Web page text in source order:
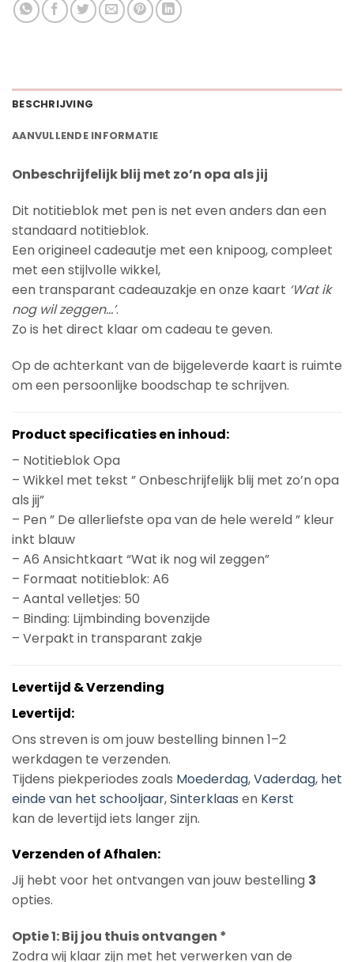
BESCHRIJVING
AANVULLENDE INFORMATIE
Onbeschrijfelijk blij met zo’n opa als jij
Dit notitieblok met pen is net even anders dan een
standaard notitieblok.
Een origineel cadeautje met een knipoog, compleet
met een stijlvolle wikkel,
een transparant cadeauzakje en onze kaart ‘Wat ik
nog wil zeggen…’.
Zo is het direct klaar om cadeau te geven.
Op de achterkant van de bijgeleverde kaart is ruimte
om een persoonlijke boodschap te schrijven.
Product specificaties en inhoud:
– Notitieblok Opa
– Wikkel met tekst ” Onbeschrijfelijk blij met zo’n opa
als jij”
– Pen ” De allerliefste opa van de hele wereld ” kleur
inkt blauw
– A6 Ansichtkaart “Wat ik nog wil zeggen”
– Formaat notitieblok: A6
– Aantal velletjes: 50
– Binding: Lijmbinding bovenzijde
– Verpakt in transparant zakje
Levertijd & Verzending
Levertijd:
Ons streven is om jouw bestelling binnen 1–2
werkdagen te verzenden.
Tijdens piekperiodes zoals Moederdag,Vaderdag, het
einde van het schooljaar,Sinterklaas en Kerst
kan de levertijd iets langer zijn.
Verzenden of Afhalen:
Jij hebt voor het ontvangen van jouw bestelling 3
opties.
Optie 1: Bij jou thuis ontvangen *
Zodra wij klaar zijn met het verwerken van de